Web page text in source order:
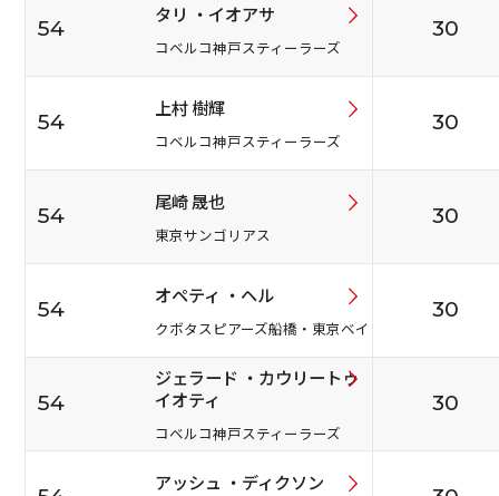
54
タリ ・イオアサ
コベルコ神戸スティーラーズ
30
54
上村 樹輝
コベルコ神戸スティーラーズ
30
54
尾崎 晟也
東京サンゴリアス
30
54
オペティ ・ヘル
クボタスピアーズ船橋・東京ベイ
30
54
ジェラード ・カウリートゥ
イオティ
コベルコ神戸スティーラーズ
30
アッシュ ・ディクソン